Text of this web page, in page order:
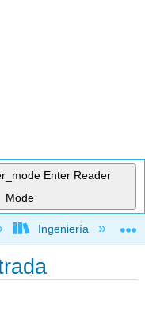
Enter Reader
Mode
global
Ingeniería